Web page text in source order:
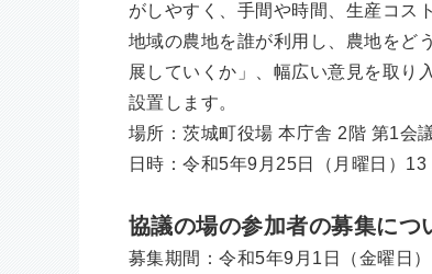
がしやすく、⼿間や時間、⽣産コス
地域の農地を誰が利⽤し、農地をど
展していくか」、幅広い意⾒を取り
設置します。
場所：茨城町役場 本庁舎 2階 第1会
日時：令和5年9月25日（月曜日）13
協議の場の参加者の募集につ
募集期間：令和5年9月1日（金曜日